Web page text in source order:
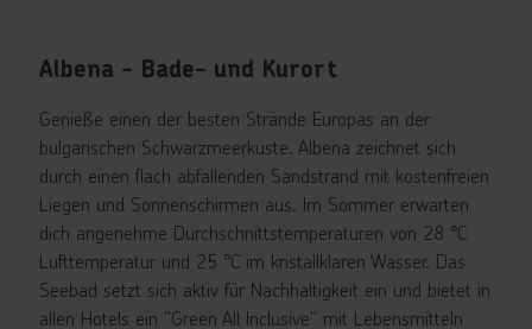
Albena - Bade- und Kurort
Genieße einen der besten Strände Europas an der
bulgarischen Schwarzmeerküste. Albena zeichnet sich
durch einen flach abfallenden Sandstrand mit kostenfreien
Liegen und Sonnenschirmen aus. Im Sommer erwarten
dich angenehme Durchschnittstemperaturen von 28 °C
Lufttemperatur und 25 °C im kristallklaren Wasser. Das
Seebad setzt sich aktiv für Nachhaltigkeit ein und bietet in
allen Hotels ein "Green All Inclusive" mit Lebensmitteln